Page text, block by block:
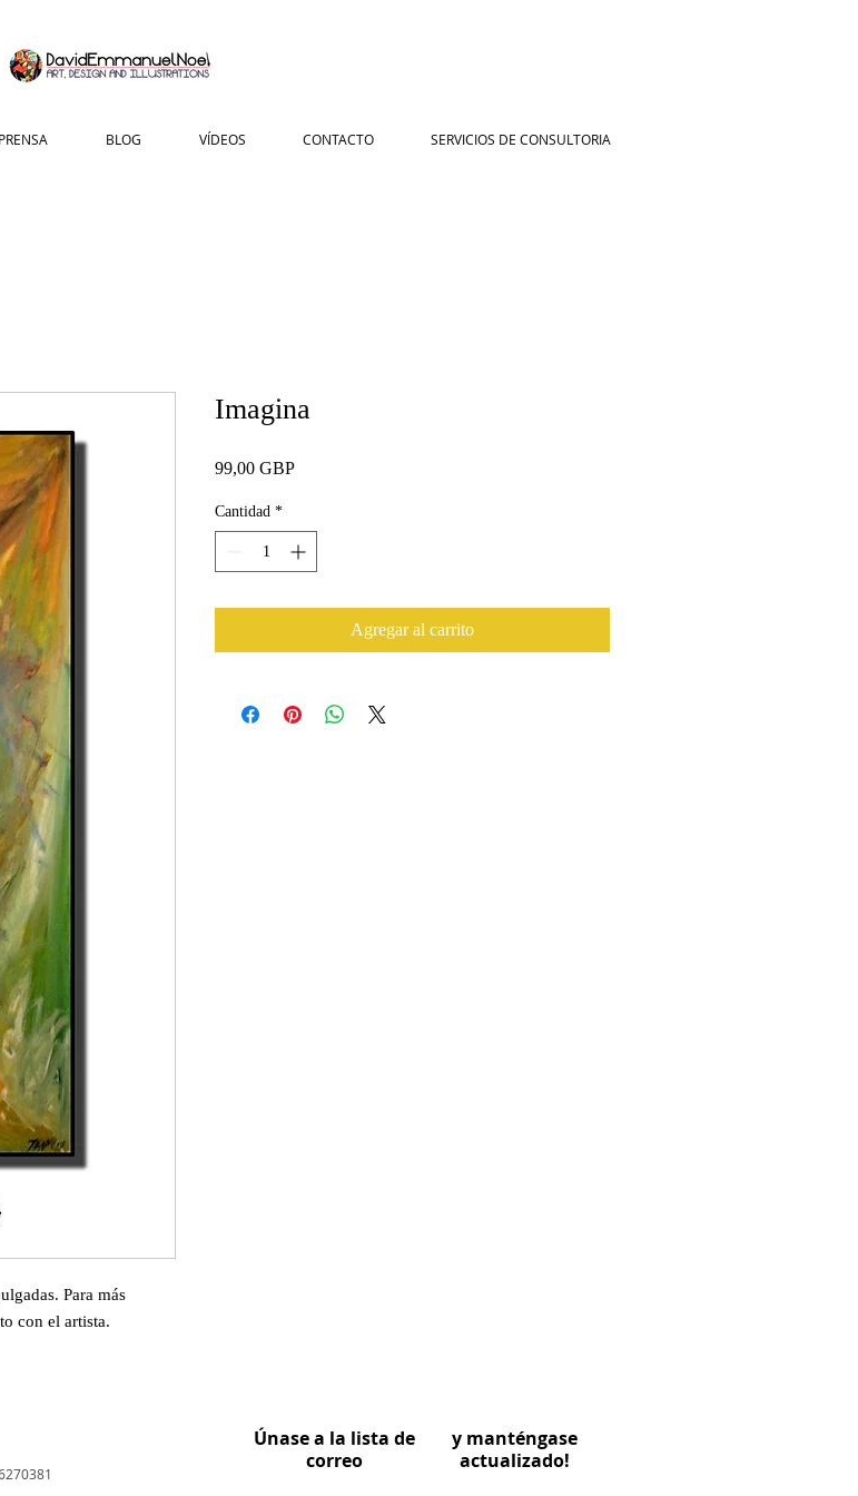
BLOG VÍDEOS CONTACTO SERVICIOS DE CONSULTORIA
Para más
con el artista.
Imagina
99,00 GBPPrecio
Cantidad *
Agregar al carrito
Únase a la lista de
correo
y manténgase
actualizado!